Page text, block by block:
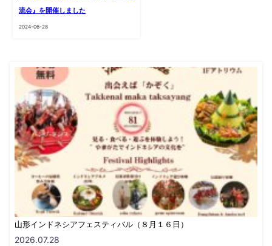
流会』を開催しました
2024-06-28
山形インドネシアフェスティバル（８月１６日）
2026.07.28